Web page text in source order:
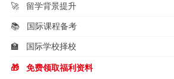
🚀 留学背景提升
📚 国际课程备考
🏫 国际学校择校
🎁 免费领取福利资料